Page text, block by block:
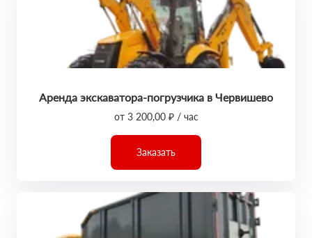
Аренда экскаватора-погрузчика в Червишево
от 3 200,00 ₽ / час
Заказать